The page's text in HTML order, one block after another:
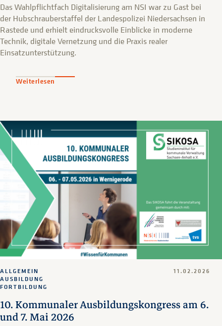
Das Wahlpflichtfach Digitalisierung am NSI war zu Gast bei
der Hubschrauberstaffel der Landespolizei Niedersachsen in
Rastede und erhielt eindrucksvolle Einblicke in moderne
Technik, digitale Vernetzung und die Praxis realer
Einsatzunterstützung.
Weiterlesen
10. Kommunaler Ausbildungskongress am 6.
und 7. Mai 2026
ALLGEMEIN
AUSBILDUNG
FORTBILDUNG
11.02.2026